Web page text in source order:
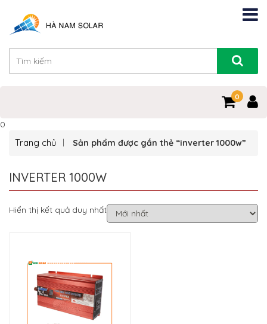
0
0
Trang chủ Sản phẩm được gắn thẻ “inverter 1000w”
INVERTER 1000W
Hiển thị kết quả duy nhất